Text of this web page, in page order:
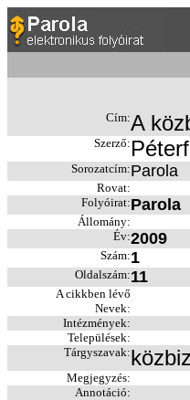
Cím:A
Szerző:
Sorozatcím:Parola
Rovat:
Folyóirat:Parola
Állomány:
Év:2009
Szám:1
Oldalszám:11
A cikkben lévő
Nevek:
Intézmények:
Települések:
Tárgyszavak:
Megjegyzés:
Annotáció: